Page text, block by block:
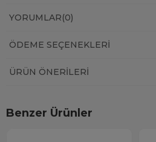
YORUMLAR(0)
ÖDEME SEÇENEKLERI
ÜRÜN ÖNERILERI
Benzer Ürünler